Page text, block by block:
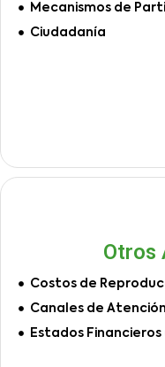
Mecanismos de
Ciudadanía
Otros
Costos de
Canales de Atención
Estados